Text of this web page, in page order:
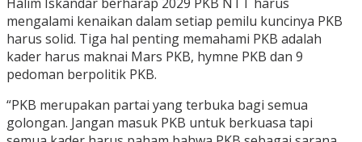
Halim Iskandar berharap 2029 PKB NTT harus
mengalami kenaikan dalam setiap pemilu kuncinya PKB
harus solid. Tiga hal penting memahami PKB adalah
kader harus maknai Mars PKB, hymne PKB dan 9
pedoman berpolitik PKB.
“PKB merupakan partai yang terbuka bagi semua
golongan. Jangan masuk PKB untuk berkuasa tapi